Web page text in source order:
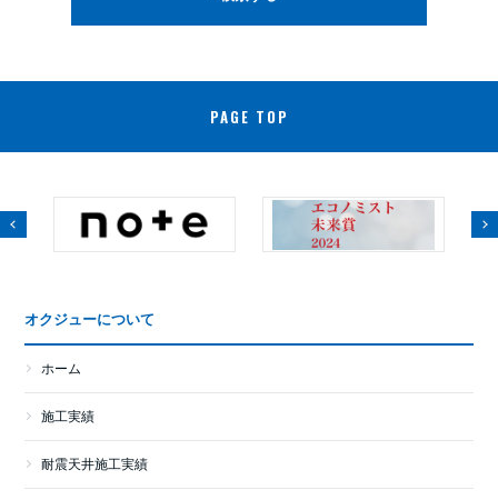
PAGE TOP
オクジューについて
ホーム
施工実績
耐震天井施工実績